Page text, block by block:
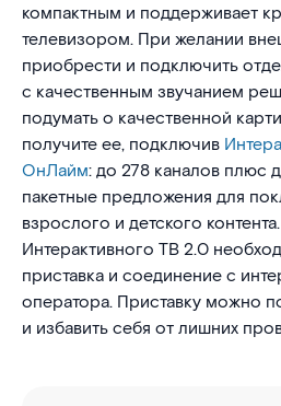
компактным и поддерживает
телевизором. При желании
приобрести и подключить
с качественным звучанием
подумать о качественной
получите ее, подключив
ОнЛайм: до 278 каналов плюс
пакетные предложения для
взрослого и детского
Интерактивного ТВ 2.0
приставка и соединение с
оператора. Приставку можно
и избавить себя от лишних